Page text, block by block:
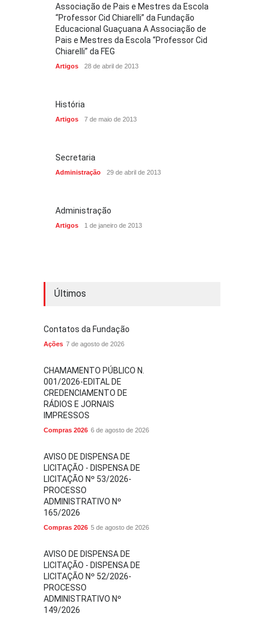
Associação de Pais e Mestres da Escola
“Professor Cid Chiarelli” da Fundação
Educacional Guaçuana A Associação de
Pais e Mestres da Escola “Professor Cid
Chiarelli” da FEG
Artigos 28 de abril de 2013
História
Artigos 7 de maio de 2013
Secretaria
Administração 29 de abril de 2013
Administração
Artigos 1 de janeiro de 2013
Últimos
Contatos da Fundação
Ações 7 de agosto de 2026
CHAMAMENTO PÚBLICO N.
001/2026-EDITAL DE
CREDENCIAMENTO DE
RÁDIOS E JORNAIS
IMPRESSOS
Compras 2026 6 de agosto de 2026
AVISO DE DISPENSA DE
LICITAÇÃO - DISPENSA DE
LICITAÇÃO Nº 53/2026-
PROCESSO
ADMINISTRATIVO Nº
165/2026
Compras 2026 5 de agosto de 2026
AVISO DE DISPENSA DE
LICITAÇÃO - DISPENSA DE
LICITAÇÃO Nº 52/2026-
PROCESSO
ADMINISTRATIVO Nº
149/2026